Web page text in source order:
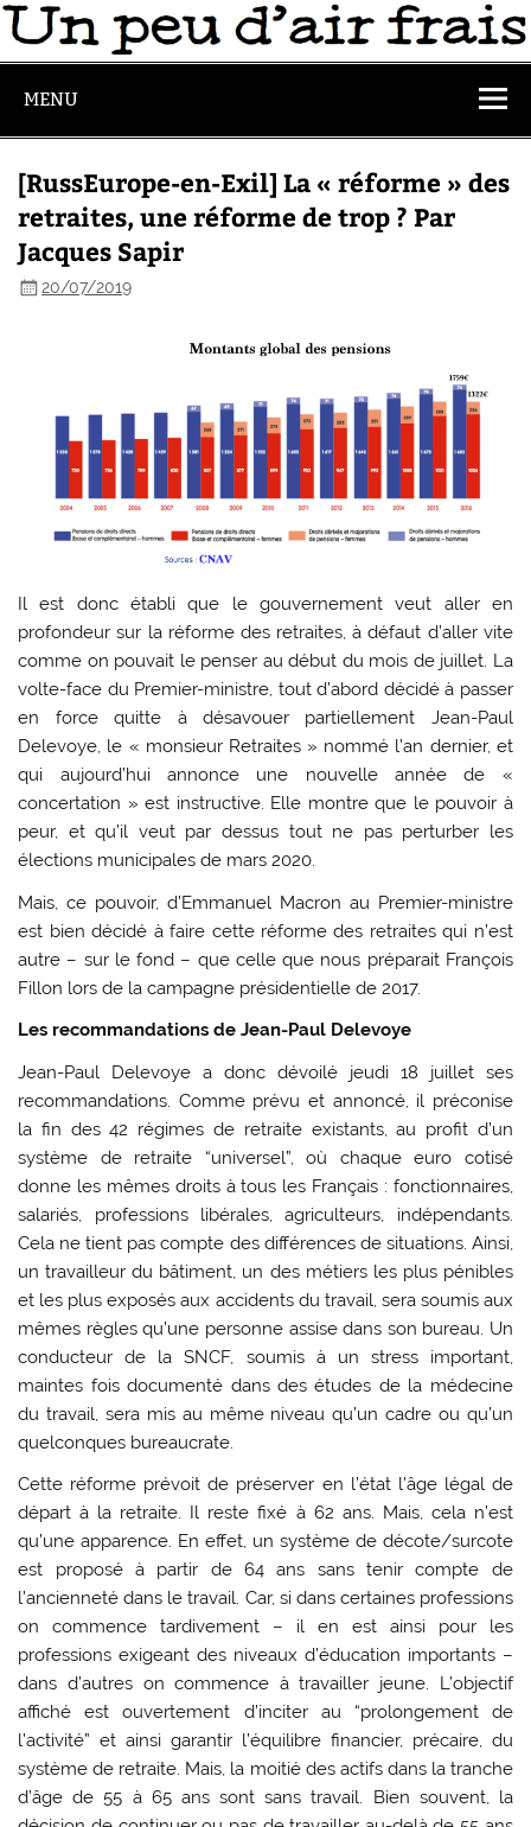
MENU
[RussEurope-en-Exil] La « réforme » des
retraites, une réforme de trop ? Par
Jacques Sapir
20/07/2019
Il est donc établi que le gouvernement veut aller en
profondeur sur la réforme des retraites, à défaut d’aller vite
comme on pouvait le penser au début du mois de juillet. La
volte-face du Premier-ministre, tout d’abord décidé à passer
en force quitte à désavouer partiellement Jean-Paul
Delevoye, le « monsieur Retraites » nommé l’an dernier, et
qui aujourd’hui annonce une nouvelle année de «
concertation » est instructive. Elle montre que le pouvoir à
peur, et qu’il veut par dessus tout ne pas perturber les
élections municipales de mars 2020.
Mais, ce pouvoir, d’Emmanuel Macron au Premier-ministre
est bien décidé à faire cette réforme des retraites qui n’est
autre – sur le fond – que celle que nous préparait François
Fillon lors de la campagne présidentielle de 2017.
Les recommandations deJean-Paul Delevoye
Jean-Paul Delevoye a donc dévoilé jeudi 18 juillet ses
recommandations. Comme prévu et annoncé, il préconise
la fin des 42 régimes de retraite existants, au profit d’un
système de retraite “universel”, où chaque euro cotisé
donne les mêmes droits à tous les Français : fonctionnaires,
salariés, professions libérales, agriculteurs, indépendants.
Cela ne tient pas compte des différences de situations. Ainsi,
un travailleur du bâtiment, un des métiers les plus pénibles
et les plus exposés aux accidents du travail, sera soumis aux
mêmes règles qu’une personne assise dans son bureau. Un
conducteur de la SNCF, soumis à un stress important,
maintes fois documenté dans des études de la médecine
du travail, sera mis au même niveau qu’un cadre ou qu’un
quelconques bureaucrate.
Cette réforme prévoit de préserver en l’état l’âge légal de
départ à la retraite. Il reste fixé à 62 ans. Mais, cela n’est
qu’une apparence. En effet, un système de décote/surcote
est proposé à partir de 64 ans sans tenir compte de
l’ancienneté dans le travail. Car, si dans certaines professions
on commence tardivement – il en est ainsi pour les
professions exigeant des niveaux d’éducation importants –
dans d’autres on commence à travailler jeune. L’objectif
affiché est ouvertement d’inciter au “prolongement de
l’activité” et ainsi garantir l’équilibre financier, précaire, du
système de retraite. Mais, la moitié des actifs dans la tranche
d’âge de 55 à 65 ans sont sans travail. Bien souvent, la